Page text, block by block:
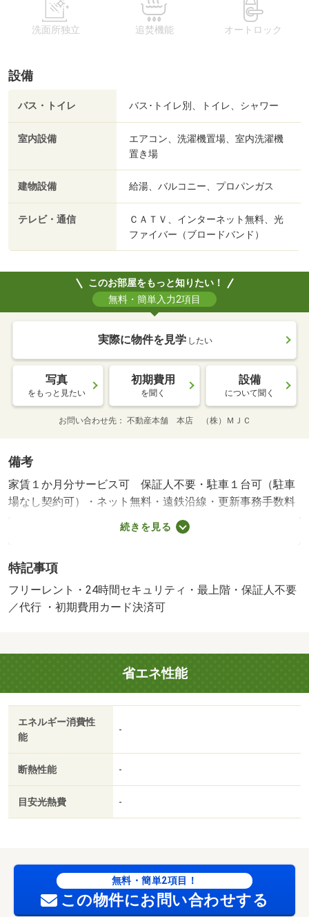
洗面所独立 追焚機能 オートロック
設備
バス・トイレ バス･トイレ別、トイレ、シャワー
室内設備
エアコン、洗濯機置場、室内洗濯機
置き場
建物設備 給湯、バルコニー、プロパンガス
テレビ・通信
ＣＡＴＶ、インターネット無料、光
ファイバー（ブロードバンド）
このお部屋をもっと知りたい！
無料・簡単入力2項目
実際に物件を見学 したい
写真
をもっと見たい
初期費用
を聞く
設備
について聞く
お問い合わせ先 不動産本舗 本店 （株）ＭＪＣ
備考
家賃１か月分サービス可 保証人不要・駐車１台可（駐車
場なし契約可）・ネット無料・遠鉄沿線・更新事務手数料
１６，５００円（税込）／２年・現況優先・賃貸保証等：
加入要（初回契約時：５０％、更新時：１０，０００円、
円／月・水道料３，５２０円／月・フリーレントあり：１
ヶ月・家賃１か月分サービス可 人気のエリア【遠鉄沿
線】の単身物件です☆ バストイレ別・インターネット無
続きを見る
特記事項
フリーレント・24時間セキュリティ・最上階・保証人不要
／代行 ・初期費用カード決済可
省エネ性能
エネルギー消費性
能
-
断熱性能 -
目安光熱費 -
無料・簡単2項目！
この物件にお問い合わせする